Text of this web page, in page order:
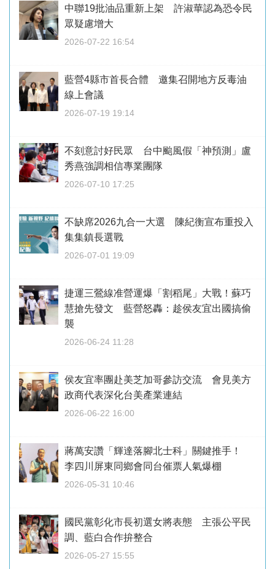
中聯19批油品重新上架 許淑華認為恐令民
眾疑慮增大
2026-07-22 16:54
藍營4縣市首長合體 邀集召開地方反毒油
線上會議
2026-07-19 19:14
不刻意討好民眾 台中颱風假「神預測」盧
秀燕強調相信專業團隊
2026-07-10 17:25
不缺席2026九合一大選 陳紀衡宣布重投入
集集鎮長選戰
2026-07-01 19:09
捷運三鶯線准營運爆「割稻尾」大戰！蘇巧
慧搶先發文 藍營怒轟：趁侯友宜出國搞偷
襲
2026-06-24 11:28
侯友宜率團赴美芝加哥參訪交流 會見美方
政商代表深化台美產業連結
2026-06-22 16:00
蔣萬安讚「輝達落腳北士科」關鍵推手！
李四川屏東同鄉會同台催票人氣爆棚
2026-05-31 10:46
國民黨彰化市長初選女將表態 主張公平民
調、藍白合作拚整合
2026-05-27 15:55